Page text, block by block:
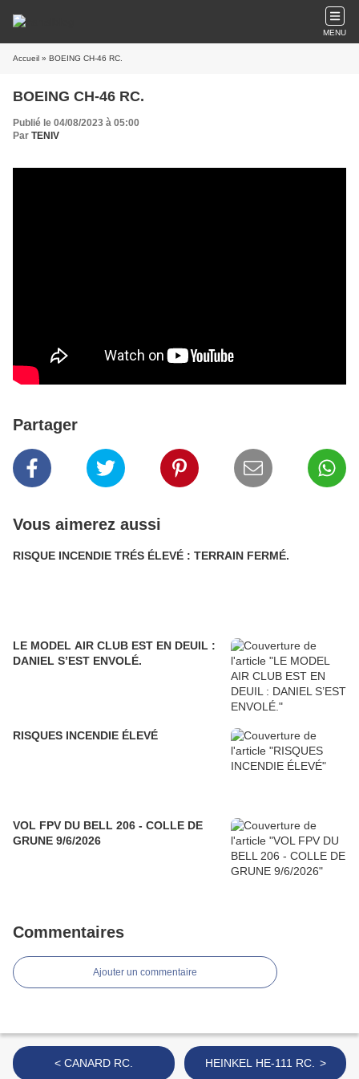
MENU
Accueil » BOEING CH-46 RC.
BOEING CH-46 RC.
Publié le 04/08/2023 à 05:00
Par TENIV
Partager
Vous aimerez aussi
RISQUE INCENDIE TRÉS ÉLEVÉ : TERRAIN FERMÉ.
LE MODEL AIR CLUB EST EN DEUIL :
DANIEL S’EST ENVOLÉ.
RISQUES INCENDIE ÉLEVÉ
VOL FPV DU BELL 206 - COLLE DE
GRUNE 9/6/2026
Commentaires
Ajouter un commentaire
< CANARD RC. HEINKEL HE-111 RC. >